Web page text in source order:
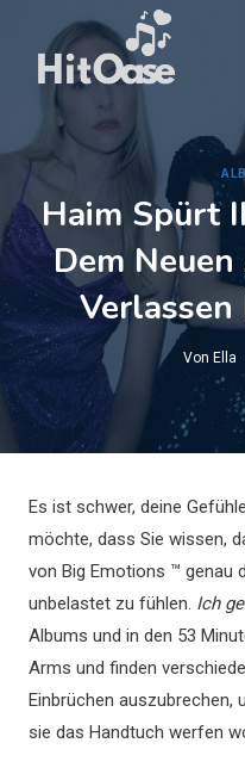
springen
Haim Spürt
Dem
Verlassen
Von Ella
Es ist schwer, deine
möchte, dass Sie wissen,
von Big Emotions ™ genau
unbelastet zu fühlen. Ich
Albums und in den 53
Arms und finden
Einbrüchen auszubrechen,
sie das Handtuch werfen